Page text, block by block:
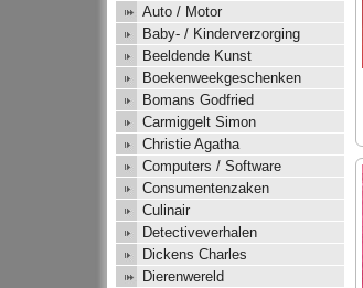
Auto / Motor
Baby- / Kinderverzorging
Beeldende Kunst
Boekenweekgeschenken
Bomans Godfried
Carmiggelt Simon
Christie Agatha
Computers / Software
Consumentenzaken
Culinair
Detectiveverhalen
Dickens Charles
Dierenwereld